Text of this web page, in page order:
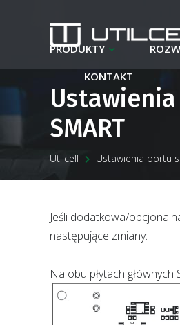
PRODUKTY
KONTAKT
SMART
Utilcell Ustawienia portu
Jeśli dodatkowa/
następujące zmiany:
Na obu płytach